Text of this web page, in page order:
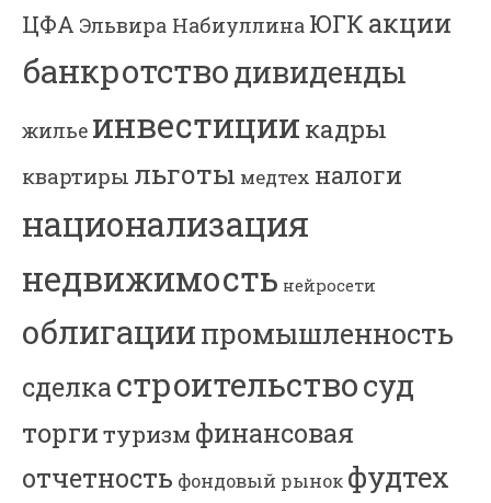
ЦФА Эльвира Набиуллина ЮГК акции
банкротстводивиденды
жилье инвестиции кадры
квартиры льготы медтех налоги
национализация
недвижимость нейросети
облигациипромышленность
сделкастроительствосуд
торгитуризм финансовая
отчетность фондовый рынок фудтех